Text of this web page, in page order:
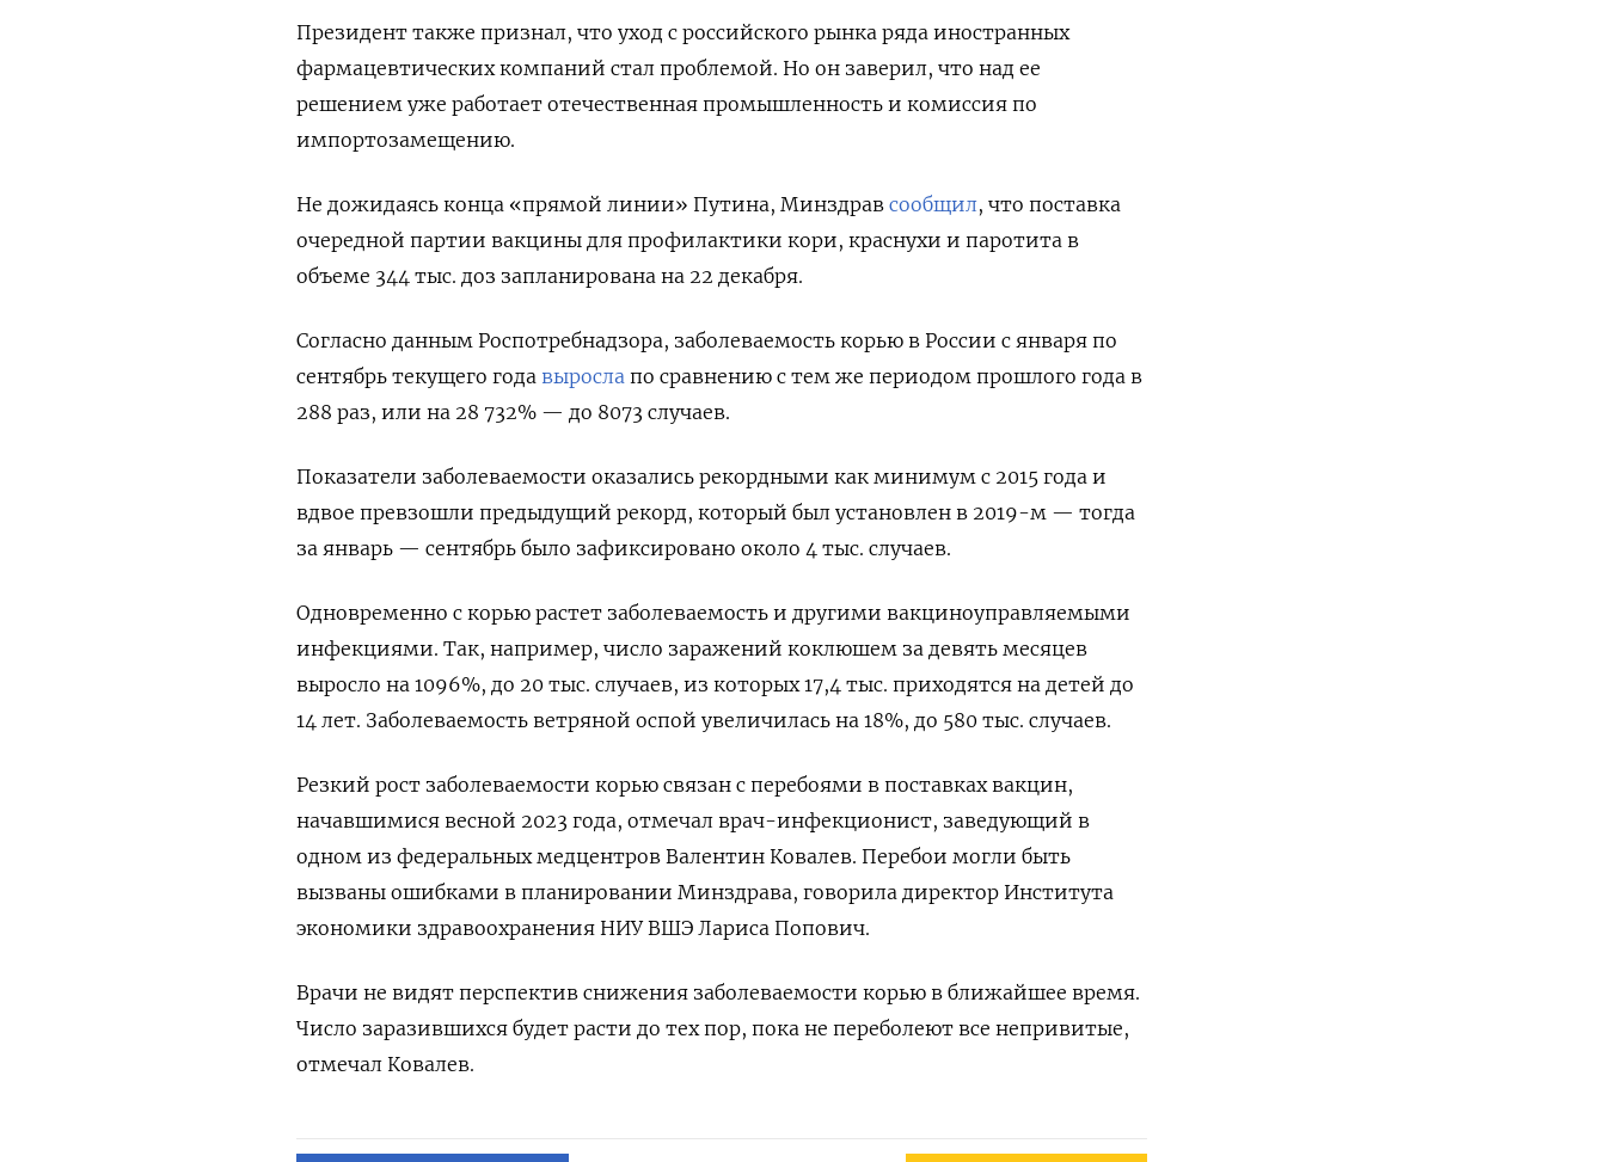
Президент также признал, что уход с российского рынка ряда иностранных
фармацевтических компаний стал проблемой. Но он заверил, что над ее
решением уже работает отечественная промышленность и комиссия по
импортозамещению.
Не дожидаясь конца «прямой линии» Путина, Минздрав сообщил, что поставка
очередной партии вакцины для профилактики кори, краснухи и паротита в
объеме 344 тыс. доз запланирована на 22 декабря.
Согласно данным Роспотребнадзора, заболеваемость корью в России с января по
сентябрь текущего года выросла по сравнению с тем же периодом прошлого года в
288 раз, или на 28 732% — до 8073 случаев.
Показатели заболеваемости оказались рекордными как минимум с 2015 года и
вдвое превзошли предыдущий рекорд, который был установлен в 2019-м — тогда
за январь — сентябрь было зафиксировано около 4 тыс. случаев.
Одновременно с корью растет заболеваемость и другими вакциноуправляемыми
инфекциями. Так, например, число заражений коклюшем за девять месяцев
выросло на 1096%, до 20 тыс. случаев, из которых 17,4 тыс. приходятся на детей до
14 лет. Заболеваемость ветряной оспой увеличилась на 18%, до 580 тыс. случаев.
Резкий рост заболеваемости корью связан с перебоями в поставках вакцин,
начавшимися весной 2023 года, отмечал врач-инфекционист, заведующий в
одном из федеральных медцентров Валентин Ковалев. Перебои могли быть
вызваны ошибками в планировании Минздрава, говорила директор Института
экономики здравоохранения НИУ ВШЭ Лариса Попович.
Врачи не видят перспектив снижения заболеваемости корью в ближайшее время.
Число заразившихся будет расти до тех пор, пока не переболеют все непривитые,
отмечал Ковалев.